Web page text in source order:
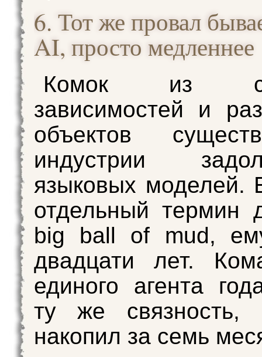
6. Тот же провал
AI, просто медленнее
Комок из
зависимостей и
объектов
индустрии
языковых моделей.
отдельный термин
big ball of mud,
двадцати лет.
единого агента
ту же связность,
накопил за семь